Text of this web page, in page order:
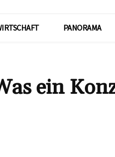
PANORAMA
ein